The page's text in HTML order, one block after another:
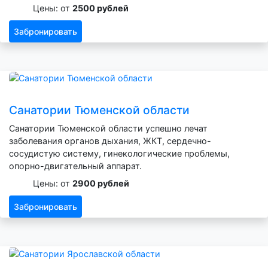
Цены: от 2500 рублей
Забронировать
Санатории Тюменской области
Санатории Тюменской области успешно лечат
заболевания органов дыхания, ЖКТ, сердечно-
сосудистую систему, гинекологические проблемы,
опорно-двигательный аппарат.
Цены: от 2900 рублей
Забронировать